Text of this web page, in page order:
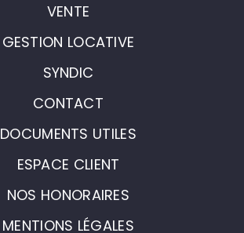
VENTE
GESTION LOCATIVE
SYNDIC
CONTACT
DOCUMENTS UTILES
ESPACE CLIENT
NOS HONORAIRES
MENTIONS LÉGALES